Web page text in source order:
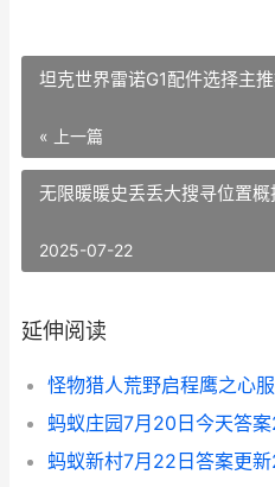
坦克世界雷诺G1配件选择主
« 上一篇
无限暖暖史丢丢大搜寻位置
2025-07-22
延伸阅读